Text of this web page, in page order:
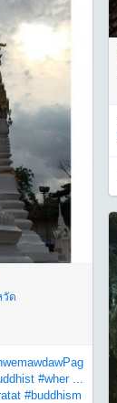
วัด
#wher ...
#buddhism